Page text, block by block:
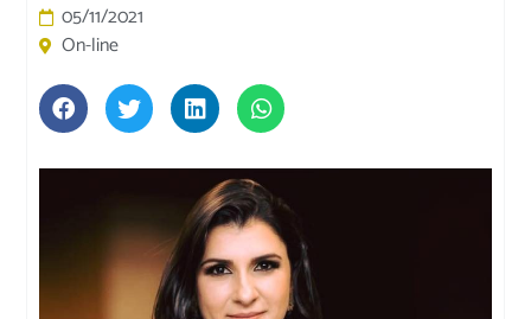
05/11/2021
On-line